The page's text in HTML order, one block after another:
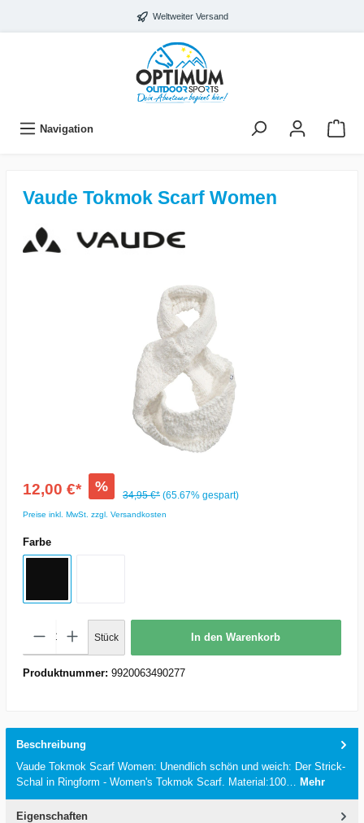
Weltweiter Versand
Navigation
Vaude Tokmok Scarf Women
12,00 €* %
34,95 €* (65.67% gespart)
Preise inkl. MwSt. zzgl. Versandkosten
Farbe
Stück In den Warenkorb
Produktnummer: 9920063490277
Beschreibung
Vaude Tokmok Scarf Women: Unendlich schön und weich: Der Strick-
Schal in Ringform - Women's Tokmok Scarf. Material:100… Mehr
Eigenschaften